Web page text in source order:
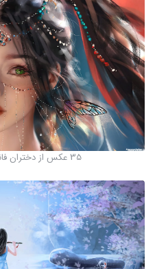
35 عکس از دختران فانتزی برای پروفایل شما